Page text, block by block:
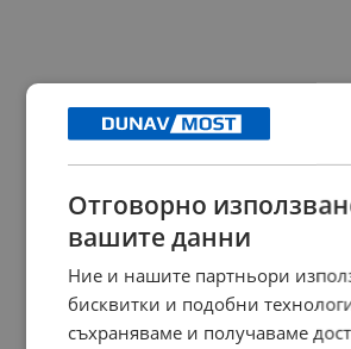
Отговорно
вашите данни
Ние и нашите партньори
бисквитки и подобни
съхраняваме и получаваме